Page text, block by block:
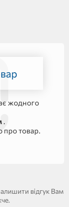
жодного
.
про товар.
відгук Вам